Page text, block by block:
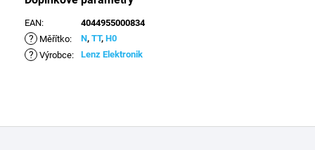
EAN: 4044955000834
? Měřítko: N, TT, H0
? Výrobce: Lenz Elektronik